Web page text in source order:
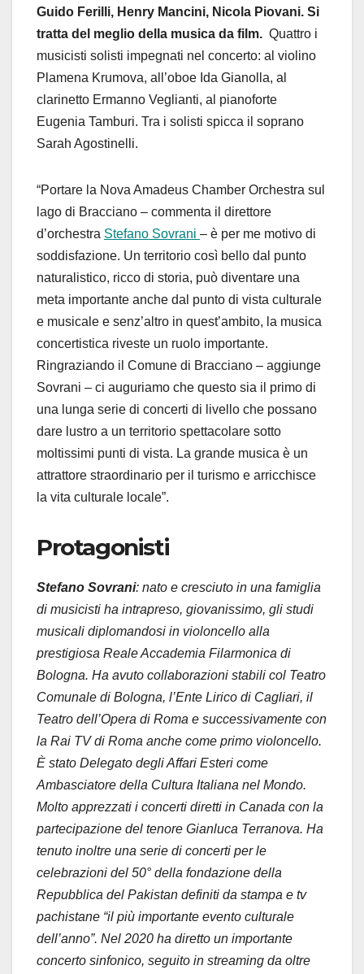
Guido Ferilli, Henry Mancini, Nicola Piovani. Si
tratta del meglio della musica da film. Quattro i
musicisti solisti impegnati nel concerto: al violino
Plamena Krumova, all’oboe Ida Gianolla, al
clarinetto Ermanno Veglianti, al pianoforte
Eugenia Tamburi. Tra i solisti spicca il soprano
Sarah Agostinelli.
“Portare la Nova Amadeus Chamber Orchestra sul
lago di Bracciano – commenta il direttore
d’orchestra Stefano Sovrani – è per me motivo di
soddisfazione. Un territorio così bello dal punto
naturalistico, ricco di storia, può diventare una
meta importante anche dal punto di vista culturale
e musicale e senz’altro in quest’ambito, la musica
concertistica riveste un ruolo importante.
Ringraziando il Comune di Bracciano – aggiunge
Sovrani – ci auguriamo che questo sia il primo di
una lunga serie di concerti di livello che possano
dare lustro a un territorio spettacolare sotto
moltissimi punti di vista. La grande musica è un
attrattore straordinario per il turismo e arricchisce
la vita culturale locale”.
Protagonisti
Stefano Sovrani: nato e cresciuto in una famiglia
di musicisti ha intrapreso, giovanissimo, gli studi
musicali diplomandosi in violoncello alla
prestigiosa Reale Accademia Filarmonica di
Bologna. Ha avuto collaborazioni stabili col Teatro
Comunale di Bologna, l’Ente Lirico di Cagliari, il
Teatro dell’Opera di Roma e successivamente con
la Rai TV di Roma anche come primo violoncello.
È stato Delegato degli Affari Esteri come
Ambasciatore della Cultura Italiana nel Mondo.
Molto apprezzati i concerti diretti in Canada con la
partecipazione del tenore Gianluca Terranova. Ha
tenuto inoltre una serie di concerti per le
celebrazioni del 50° della fondazione della
Repubblica del Pakistan definiti da stampa e tv
pachistane “il più importante evento culturale
dell’anno”. Nel 2020 ha diretto un importante
concerto sinfonico, seguito in streaming da oltre